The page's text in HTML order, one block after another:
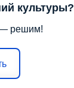
культуры?
решим!